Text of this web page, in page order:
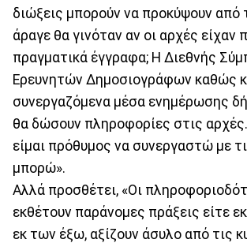
διώξεις μπορούν να προκύψουν από
άραγε θα γινόταν αν οι αρχές
πραγματικά έγγραφα; Η Διεθνής
Ερευνητών Δημοσιογράφων καθώς
συνεργαζόμενα μέσα ενημέρωσης
θα δώσουν πληροφορίες στις
είμαι πρόθυμος να συνεργαστώ με
μπορώ».
Αλλά προσθέτει, «Οι
εκθέτουν παράνομες πράξεις είτε
εκ των έξω, αξίζουν άσυλο από τις